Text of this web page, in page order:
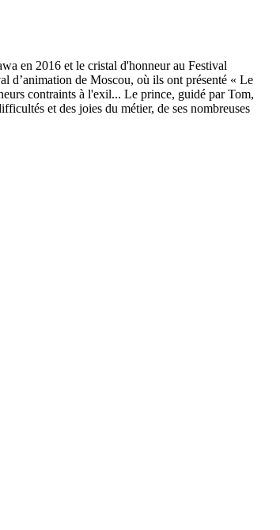
en 2016 et le cristal d'honneur au Festival
d’animation de Moscou, où ils ont présenté « Le
contraints à l'exil... Le prince, guidé par Tom,
et des joies du métier, de ses nombreuses